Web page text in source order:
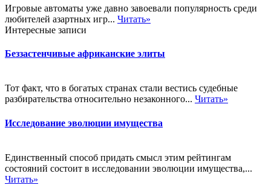
Игровые автоматы уже давно завоевали популярность среди
любителей азартных игр... Читать»
Интересные записи
Беззастенчивые африканские элиты
Тот факт, что в богатых странах стали вестись судебные
разбирательства относительно незаконного... Читать»
Исследование эволюции имущества
Единственный способ придать смысл этим рейтингам
состояний состоит в исследовании эволюции имущества,...
Читать»